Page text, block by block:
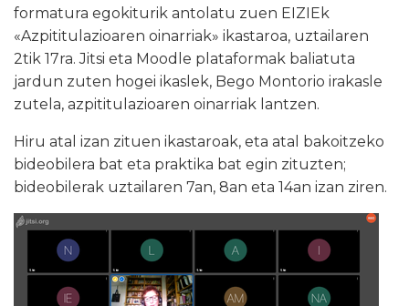
formatura egokiturik antolatu zuen EIZIEk
«Azpititulazioaren oinarriak» ikastaroa, uztailaren
2tik 17ra. Jitsi eta Moodle plataformak baliatuta
jardun zuten hogei ikaslek, Bego Montorio irakasle
zutela, azpititulazioaren oinarriak lantzen.
Hiru atal izan zituen ikastaroak, eta atal bakoitzeko
bideobilera bat eta praktika bat egin zituzten;
bideobilerak uztailaren 7an, 8an eta 14an izan ziren.